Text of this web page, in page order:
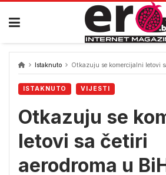
Skip
content
Istaknuto Otkazuju se komercijalni letovi
ISTAKNUTO VIJESTI
Otkazuju se
letovi sa četiri
aerodroma u